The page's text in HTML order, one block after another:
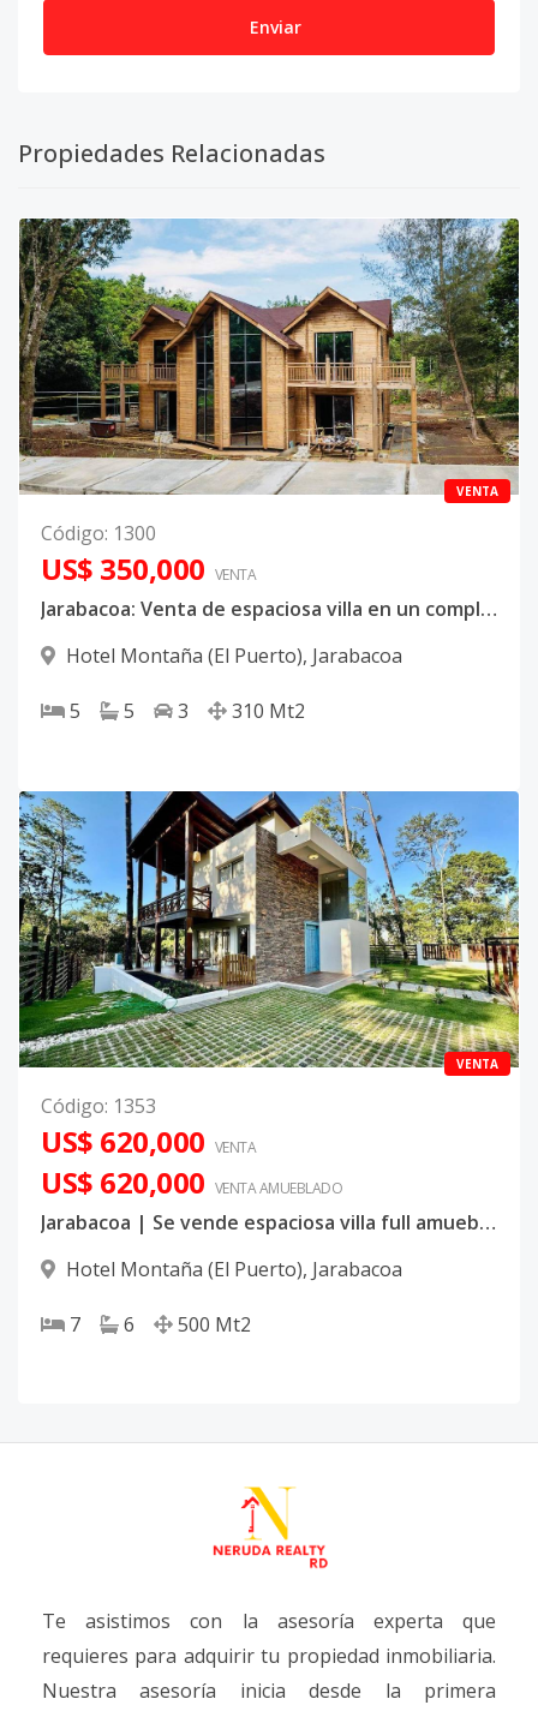
Enviar
Propiedades Relacionadas
VENTA
Código: 1300
US$ 350,000 VENTA
Jarabacoa: Venta de espaciosa villa en un complejo privado de villas Vittoria
Hotel Montaña (El Puerto), Jarabacoa
5 5 3 310 Mt2
VENTA
Código: 1353
US$ 620,000 VENTA
US$ 620,000 VENTA AMUEBLADO
Jarabacoa | Se vende espaciosa villa full amueblada con cancha de baloncesto y otras amenidades, Alterra Village
Hotel Montaña (El Puerto), Jarabacoa
7 6 500 Mt2
Te asistimos con la asesoría experta que
requieres para adquirir tu propiedad inmobiliaria.
Nuestra asesoría inicia desde la primera